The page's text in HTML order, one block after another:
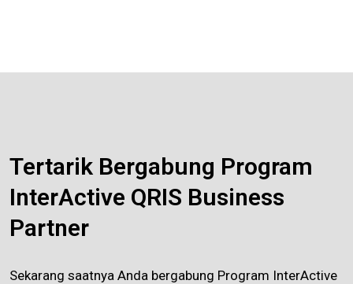
Tertarik Bergabung Program
InterActive QRIS Business
Partner
Sekarang saatnya Anda bergabung Program InterActive